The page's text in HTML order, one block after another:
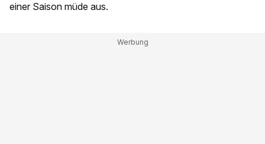
einer Saison müde aus.